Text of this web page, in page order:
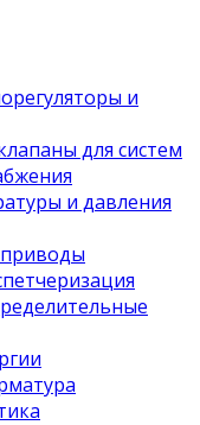
и
для систем
и давления